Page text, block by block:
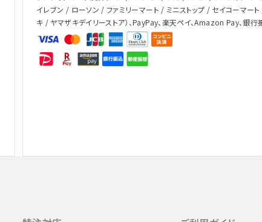
イレブン / ローソン / ファミリーマート / ミニストップ / セイコーマー
キ / ヤマザキデイリーストア）、PayPay、楽天ペイ、Amazon Pay、銀行